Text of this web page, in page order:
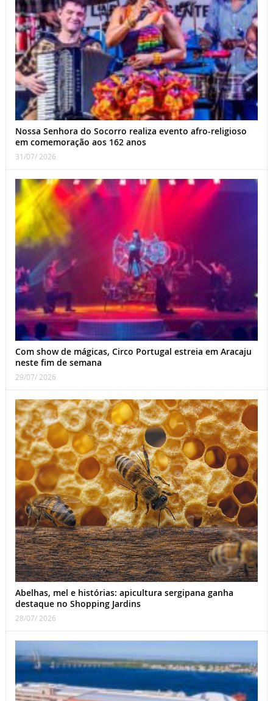
Nossa Senhora do Socorro realiza evento afro-religioso
em comemoração aos 162 anos
31/07/ 2026
Com show de mágicas, Circo Portugal estreia em Aracaju
neste fim de semana
29/07/ 2026
Abelhas, mel e histórias: apicultura sergipana ganha
destaque no Shopping Jardins
28/07/ 2026